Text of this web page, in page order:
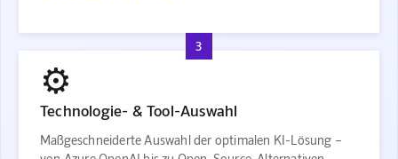
3
⚙️
Technologie- & Tool-Auswahl
Maßgeschneiderte Auswahl der optimalen KI-Lösung –